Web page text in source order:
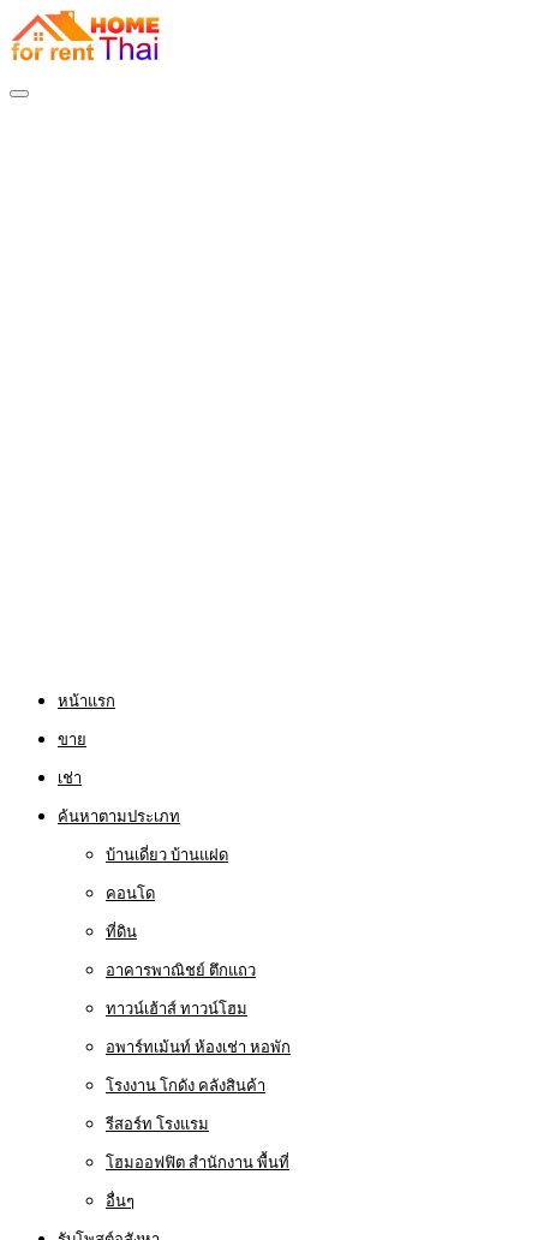
หน้าแรก
ขาย
เช่า
ค้นหาตามประเภท
บ้านเดี่ยว บ้านแฝด
คอนโด
ที่ดิน
อาคารพาณิชย์ ตึกแถว
ทาวน์เฮ้าส์ ทาวน์โฮม
อพาร์ทเม้นท์ ห้องเช่า หอพัก
โรงงาน โกดัง คลังสินค้า
รีสอร์ท โรงแรม
โฮมออฟฟิต สำนักงาน พื้นที่
อื่นๆ